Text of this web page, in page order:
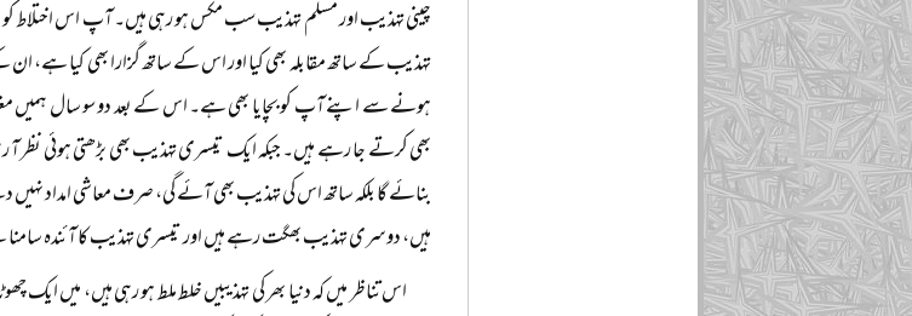
چینی تہذیب اور مسلم تہذیب سب مکس ہو رہی ہیں۔ آپ اس اختلاط
تہذیب کے ساتھ مقابلہ بھی کیا اور اس کے ساتھ گزارا بھی کیا
ہونے سے اپنے آپ کو بچایا بھی ہے۔ اس کے بعد دو سو سال ہمیں
بھی کرتے جا رہے ہیں۔ جبکہ ایک تیسری تہذیب بھی بڑھتی ہوئی نظر آ
بنائے گا بلکہ ساتھ اس کی تہذیب بھی آئے گی، صرف معاشی امداد
ہیں، دوسری تہذیب بھگت رہے ہیں اور تیسری تہذیب کا آئندہ
اس تناظر میں کہ دنیا بھر کی تہذیبیں خلط ملط ہو رہی ہیں، میں